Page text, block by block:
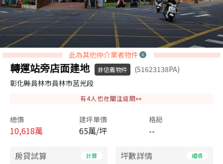
此為其他仲介業者物件
轉運站旁店面建地 非信義物件
(S1623138PA)
彰化縣員林市員林市莒光段
有4人也在關注這間👀
總價
10,618萬
建坪單價
65萬/坪
格局
--
房貸試算 計算 坪數詳情 細項